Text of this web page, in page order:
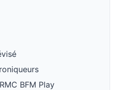
BFM Play